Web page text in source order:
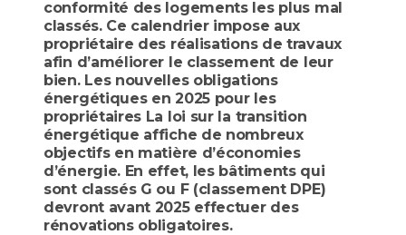
conformité des logements les plus mal
classés. Ce calendrier impose aux
propriétaire des réalisations de travaux
afin d’améliorer le classement de leur
bien. Les nouvelles obligations
énergétiques en 2025 pour les
propriétaires La loi sur la transition
énergétique affiche de nombreux
objectifs en matière d’économies
d’énergie. En effet, les bâtiments qui
sont classés G ou F (classement DPE)
devront avant 2025 effectuer des
rénovations obligatoires.